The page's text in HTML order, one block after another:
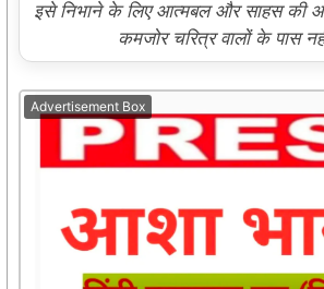
इसे निभाने के लिए आत्मबल और साहस की
कमजोर चरित्र वालों के पास
Advertisement Box